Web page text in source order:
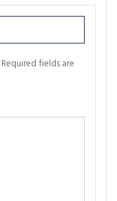
Required fields are